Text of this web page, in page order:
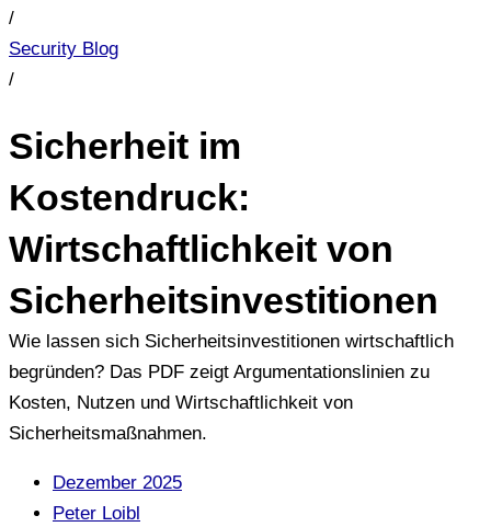
/
Security Blog
/
Sicherheit im
Kostendruck:
Wirtschaftlichkeit von
Sicherheitsinvestitionen
Wie lassen sich Sicherheitsinvestitionen wirtschaftlich
begründen? Das PDF zeigt Argumentationslinien zu
Kosten, Nutzen und Wirtschaftlichkeit von
Sicherheitsmaßnahmen.
Dezember 2025
Peter Loibl